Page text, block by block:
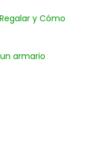
y Cómo
armario